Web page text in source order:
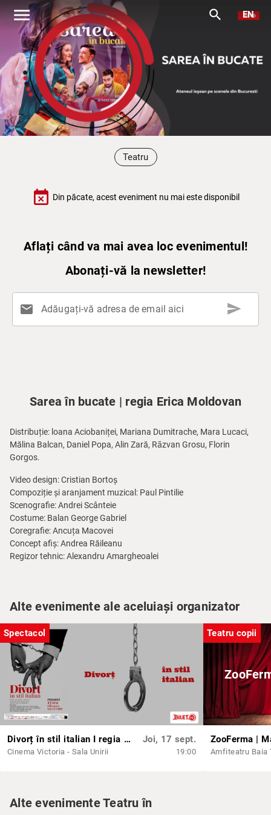
menu search EN
Teatru
event_busy Din păcate, acest eveniment nu mai este disponibil
Aflați când va mai avea loc evenimentul!
Abonați-vă la newsletter!
mail Adăugați-vă adresa de email aici send
Sarea în bucate | regia Erica Moldovan
Distribuție: loana Aciobaniței, Mariana Dumitrache, Mara Lucaci,
Mălina Balcan, Daniel Popa, Alin Zară, Rāzvan Grosu, Florin
Gorgos.
Video design: Cristian Bortoș
Compoziție și aranjament muzical: Paul Pintilie
Scenografie: Andrei Scânteie
Costume: Balan George Gabriel
Coregrafie: Ancuța Macovei
Concept afiș: Andrea Răileanu
Regizor tehnic: Alexandru Amargheoalei
Alte evenimente ale aceluiași organizator
Spectacol
Divorț în stil italian I regia Alexandru Vasilachi
Cinema Victoria - Sala Unirii
Joi, 17 sept.
19:00
Teatru copii
Amfiteatru Baia
Alte evenimente Teatru în